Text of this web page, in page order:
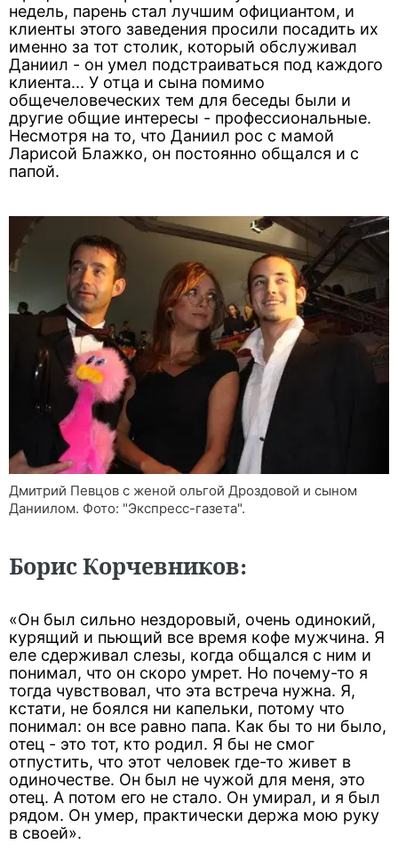
недель, парень стал лучшим официантом, и
клиенты этого заведения просили посадить их
именно за тот столик, который обслуживал
Даниил - он умел подстраиваться под каждого
клиента... У отца и сына помимо
общечеловеческих тем для беседы были и
другие общие интересы - профессиональные.
Несмотря на то, что Даниил рос с мамой
Ларисой Блажко, он постоянно общался и с
папой.
Дмитрий Певцов с женой ольгой Дроздовой и сыном
Даниилом. Фото: "Экспресс-газета".
Борис Корчевников:
«Он был сильно нездоровый, очень одинокий,
курящий и пьющий все время кофе мужчина. Я
еле сдерживал слезы, когда общался с ним и
понимал, что он скоро умрет. Но почему-то я
тогда чувствовал, что эта встреча нужна. Я,
кстати, не боялся ни капельки, потому что
понимал: он все равно папа. Как бы то ни было,
отец - это тот, кто родил. Я бы не смог
отпустить, что этот человек где-то живет в
одиночестве. Он был не чужой для меня, это
отец. А потом его не стало. Он умирал, и я был
рядом. Он умер, практически держа мою руку
в своей».